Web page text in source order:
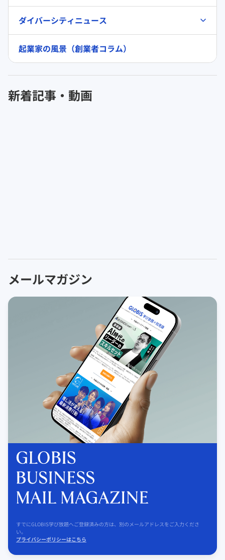
ダイバーシティニュース
起業家の風景（創業者コラム）
新着記事・動画
メールマガジン
すでにGLOBIS学び放題へご登録済みの方は、別のメールアドレスをご入力くださ
い。
プライバシーポリシーはこちら